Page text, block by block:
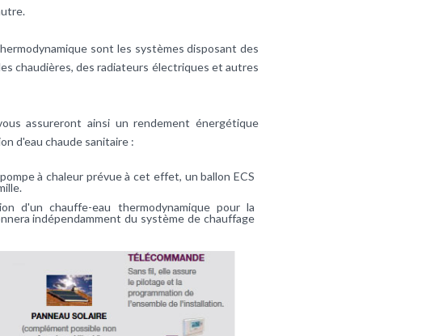
sont les systèmes disposant des
chaudières, des radiateurs électriques et autres
assureront ainsi un rendement énergétique
d'eau chaude sanitaire :
à chaleur prévue à cet effet, un ballonECS
d'un chauffe-eau thermodynamique pour la
indépendamment du système de chauffage